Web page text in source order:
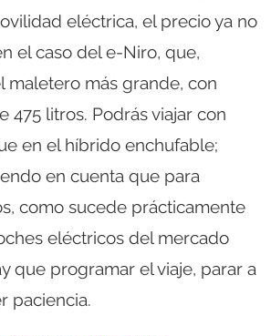
eléctrica, el precio ya no
el caso del e-Niro, que,
maletero más grande, con
475 litros. Podrás viajar con
en el híbrido enchufable;
en cuenta que para
como sucede prácticamente
eléctricos del mercado
que programar el viaje, parar a
paciencia.